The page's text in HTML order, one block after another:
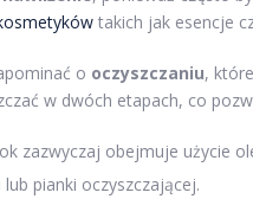
takich jak esencje
o oczyszczaniu,
w dwóch etapach, co
zazwyczaj obejmuje użycie
lub pianki oczyszczającej.